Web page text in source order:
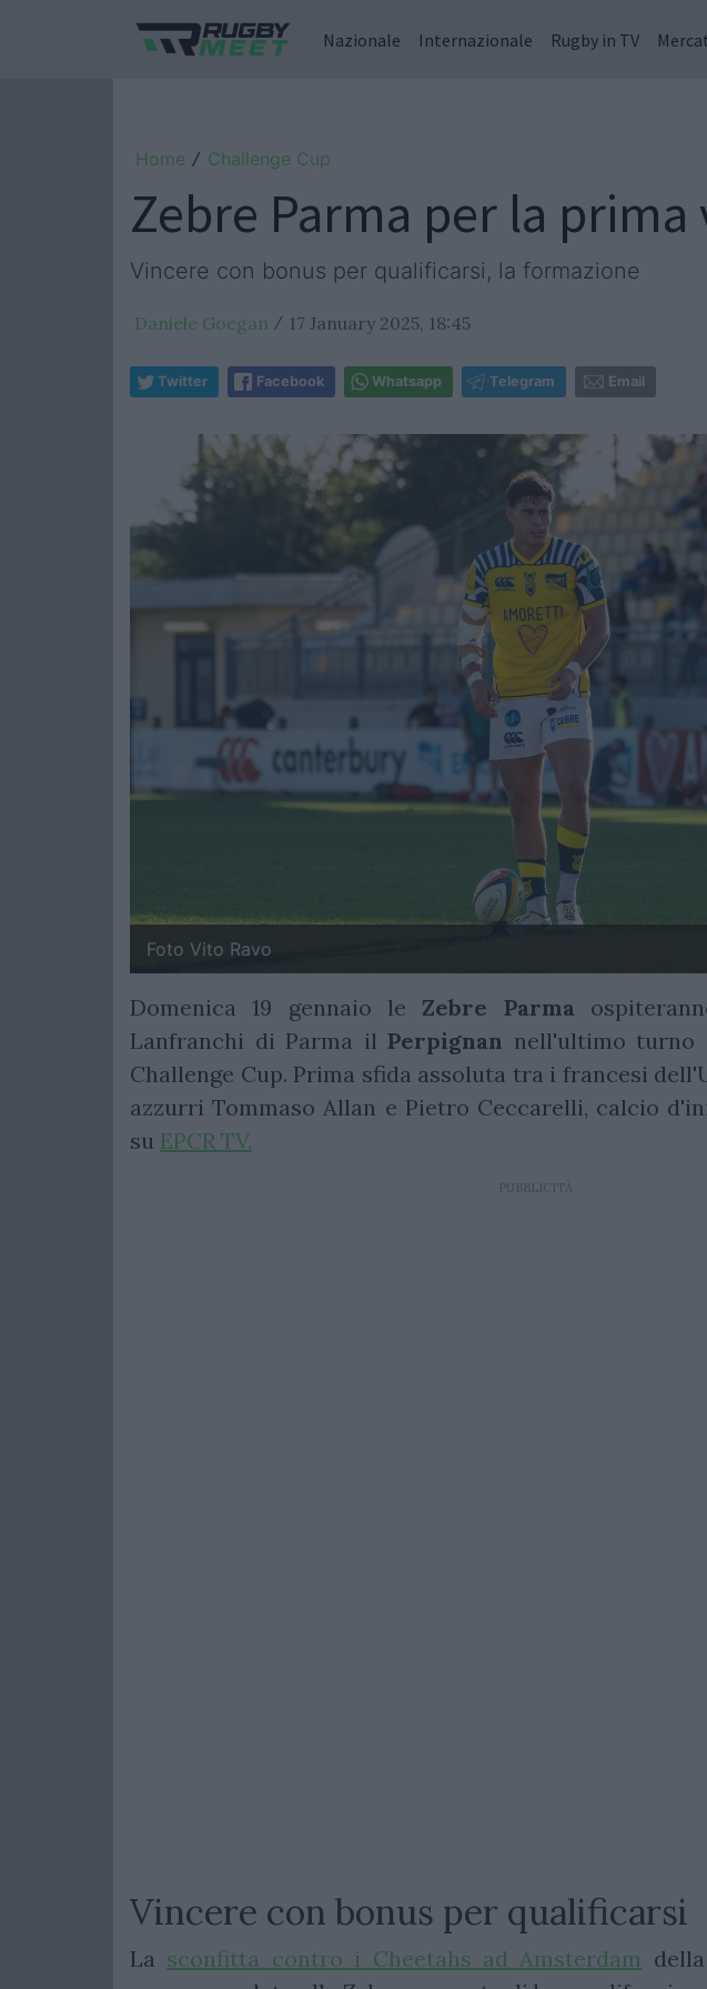
Nazionale Internazionale Rugby in TV
Home / Challenge Cup
Zebre Parma per la
Vincere con bonus per qualificarsi, la formazione
Daniele Goegan / 17 January 2025, 18:45
Twitter Facebook Whatsapp Telegram Email
Foto Vito Ravo
Domenica 19 gennaio le Zebre Parma
Lanfranchi di Parma il Perpignan nell'ultimo turno
Challenge Cup. Prima sfida assoluta tra i francesi
azzurri Tommaso Allan e Pietro Ceccarelli, calcio
su EPCR TV.
Vincere con bonus per qualificarsi
La sconfitta contro i Cheetahs ad Amsterdam